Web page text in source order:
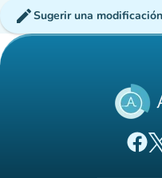
editSugerir una modificación